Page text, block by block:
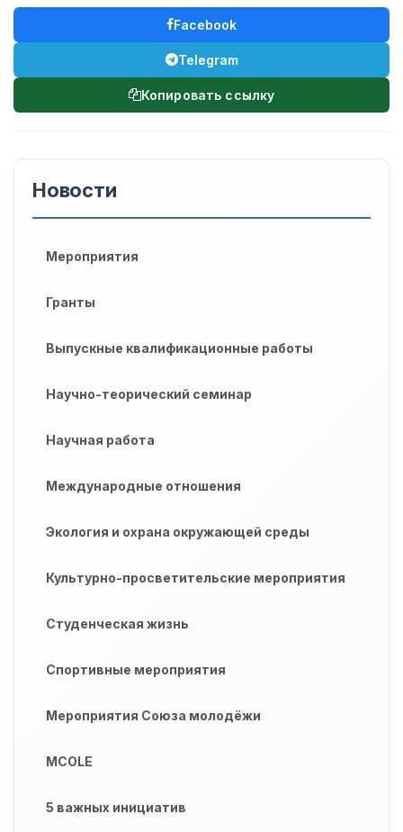
Facebook
Telegram
Копировать ссылку
Новости
Мероприятия
Гранты
Выпускные квалификационные работы
Научно-теорический семинар
Научная работа
Международные отношения
Экология и охрана окружающей среды
Культурно-просветительские мероприятия
Студенческая жизнь
Спортивные мероприятия
Мероприятия Союза молодёжи
MCOLE
5 важных инициатив